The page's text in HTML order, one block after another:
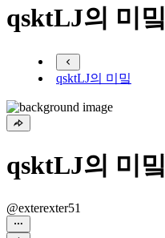
qsktLJ의 미밐
qsktLJ의 미밐
qsktLJ의 미밐
@exterexter51